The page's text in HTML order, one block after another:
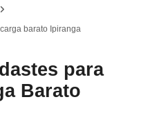
barato Ipiranga
para
Barato